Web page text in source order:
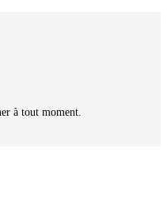
à tout moment.